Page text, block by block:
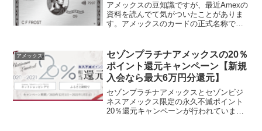
アメックスの豆知識ですが、最近Amexの
資料を読んでて気がついたことがありま
す。アメックスのカードの正式名称です
ン・エキスプレス®・ゴールド・カード
「プラチナ・カード®」ア...
アメックス
セゾンプラチナアメックスの20％
ポイント還元キャンペーン【新規
入会なら最大6万円分還元】
セゾンプラチナアメックスとセゾンビジ
ネスアメックス限定の永久不滅ポイント
20％還元キャンペーンが行われています